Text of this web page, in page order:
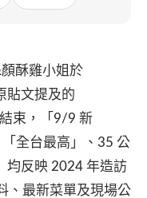
酥雞小姐於
貼文提及的
束，「9/9 新
全台最高」、35 公
均反映 2024 年造訪
、最新菜單及現場公